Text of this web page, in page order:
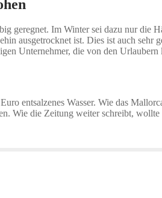
geregnet. Im Winter sei dazu nur die
ausgetrocknet ist. Dies ist auch
Unternehmer, die von den
entsalzenes Wasser. Wie das
Wie die Zeitung weiter schreibt,